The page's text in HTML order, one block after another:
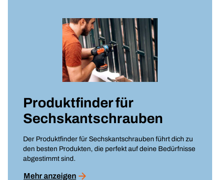
Produktfinder für
Sechskantschrauben
Der Produktfinder für Sechskantschrauben führt dich zu
den besten Produkten, die perfekt auf deine Bedürfnisse
abgestimmt sind.
Mehr anzeigen